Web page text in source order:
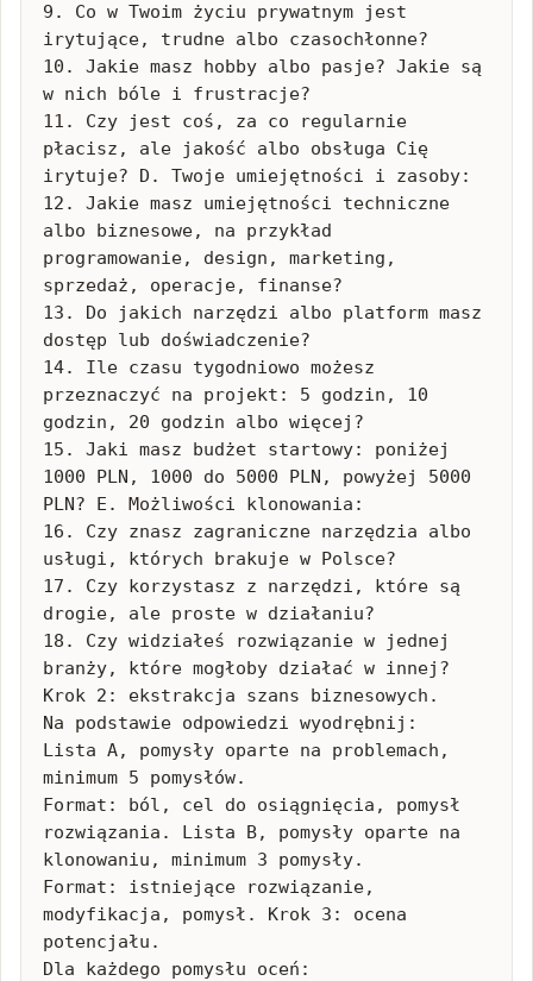
9. Co w Twoim życiu prywatnym jest
irytujące, trudne albo czasochłonne?
10. Jakie masz hobby albo pasje? Jakie są
w nich bóle i frustracje?
11. Czy jest coś, za co regularnie
płacisz, ale jakość albo obsługa Cię
irytuje? D. Twoje umiejętności i zasoby:
12. Jakie masz umiejętności techniczne
albo biznesowe, na przykład
programowanie, design, marketing,
sprzedaż, operacje, finanse?
13. Do jakich narzędzi albo platform masz
dostęp lub doświadczenie?
14. Ile czasu tygodniowo możesz
przeznaczyć na projekt: 5 godzin, 10
godzin, 20 godzin albo więcej?
15. Jaki masz budżet startowy: poniżej
1000 PLN, 1000 do 5000 PLN, powyżej 5000
PLN? E. Możliwości klonowania:
16. Czy znasz zagraniczne narzędzia albo
usługi, których brakuje w Polsce?
17. Czy korzystasz z narzędzi, które są
drogie, ale proste w działaniu?
18. Czy widziałeś rozwiązanie w jednej
branży, które mogłoby działać w innej?
Krok 2: ekstrakcja szans biznesowych.
Na podstawie odpowiedzi wyodrębnij:
Lista A, pomysły oparte na problemach,
minimum 5 pomysłów.
Format: ból, cel do osiągnięcia, pomysł
rozwiązania. Lista B, pomysły oparte na
klonowaniu, minimum 3 pomysły.
Format: istniejące rozwiązanie,
modyfikacja, pomysł. Krok 3: ocena
potencjału.
Dla każdego pomysłu oceń: